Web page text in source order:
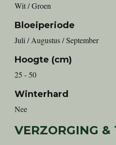
Wit / Groen
Bloeiperiode
Juli / Augustus / September
Hoogte (cm)
25 - 50
Winterhard
Nee
VERZORGING &